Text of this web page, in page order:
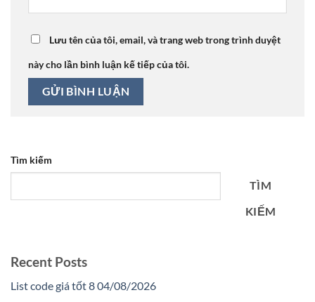
Lưu tên của tôi, email, và trang web trong trình duyệt
này cho lần bình luận kế tiếp của tôi.
Tìm kiếm
TÌM
KIẾM
Recent Posts
List code giá tốt 8 04/08/2026